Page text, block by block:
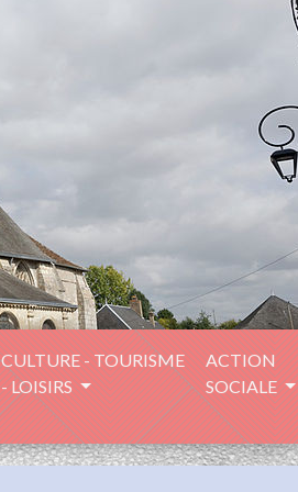
CULTURE - TOURISME
- LOISIRS
ACTION
SOCIALE